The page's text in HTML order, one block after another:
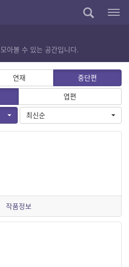
아볼 수 있는 공간입니다.
연재
중단편
엽편
최신순
작품정보